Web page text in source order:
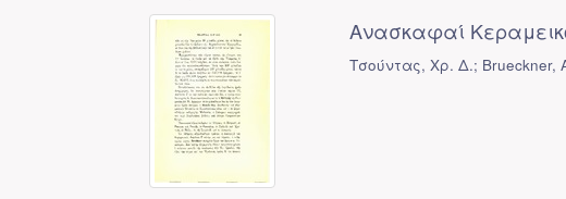
Ανασκαφαί
Τσούντας, Χρ. Δ.; Brueckner,